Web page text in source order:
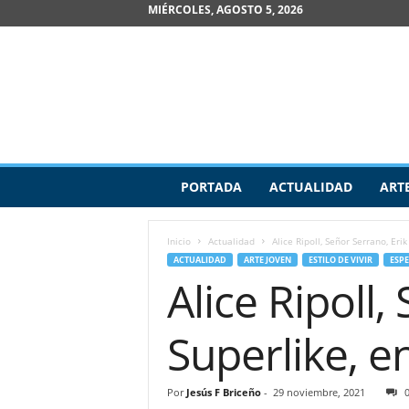
MIÉRCOLES, AGOSTO 5, 2026
v
PORTADA ACTUALIDAD
Inicio Actualidad Alice Ripoll, Señor Serrano,
ACTUALIDAD ARTE JOVEN ESTILO DE VIVIR
Alice Ripoll,
Superlike,
Por Jesús F Briceño- 29 noviembre, 2021 0